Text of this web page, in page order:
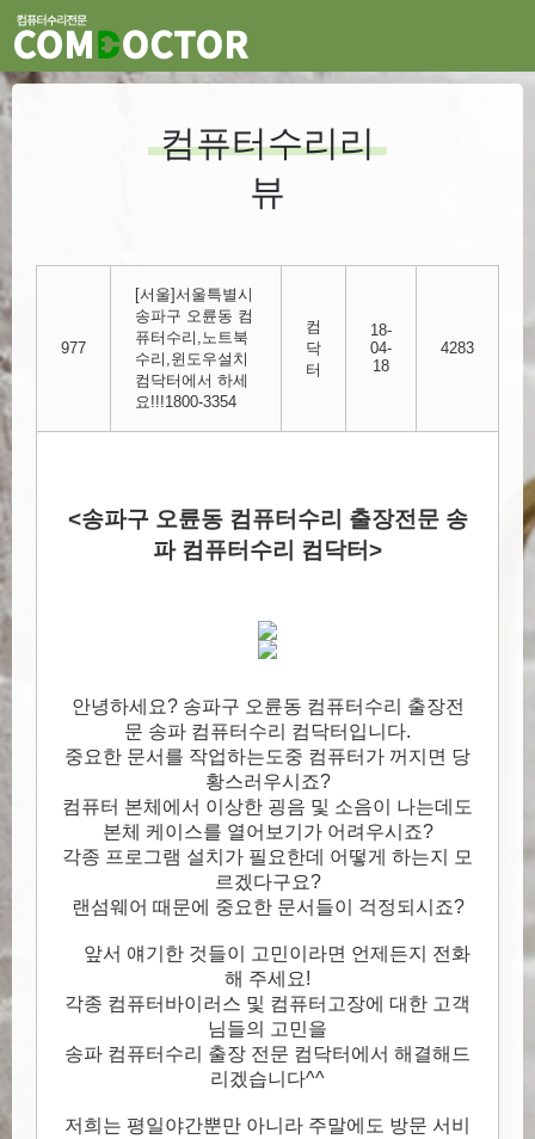
컴퓨터수리리
뷰
977
[서울]서울특별시
송파구 오륜동 컴
퓨터수리,노트북
수리,윈도우설치
컴닥터에서 하세
요!!!1800-3354
컴
닥
터
18-
04-
18
4283
<송파구 오륜동 컴퓨터수리 출장전문 송
파 컴퓨터수리 컴닥터>
안녕하세요? 송파구 오륜동 컴퓨터수리 출장전
문 송파 컴퓨터수리 컴닥터입니다.
중요한 문서를 작업하는도중 컴퓨터가 꺼지면 당
황스러우시죠?
컴퓨터 본체에서 이상한 굉음 및 소음이 나는데도
본체 케이스를 열어보기가 어려우시죠?
각종 프로그램 설치가 필요한데 어떻게 하는지 모
르겠다구요?
랜섬웨어 때문에 중요한 문서들이 걱정되시죠?
앞서 얘기한 것들이 고민이라면 언제든지 전화
해 주세요!
각종 컴퓨터바이러스 및 컴퓨터고장에 대한 고객
님들의 고민을
송파 컴퓨터수리 출장 전문 컴닥터에서 해결해드
리겠습니다^^
저희는 평일야간뿐만 아니라 주말에도 방문 서비